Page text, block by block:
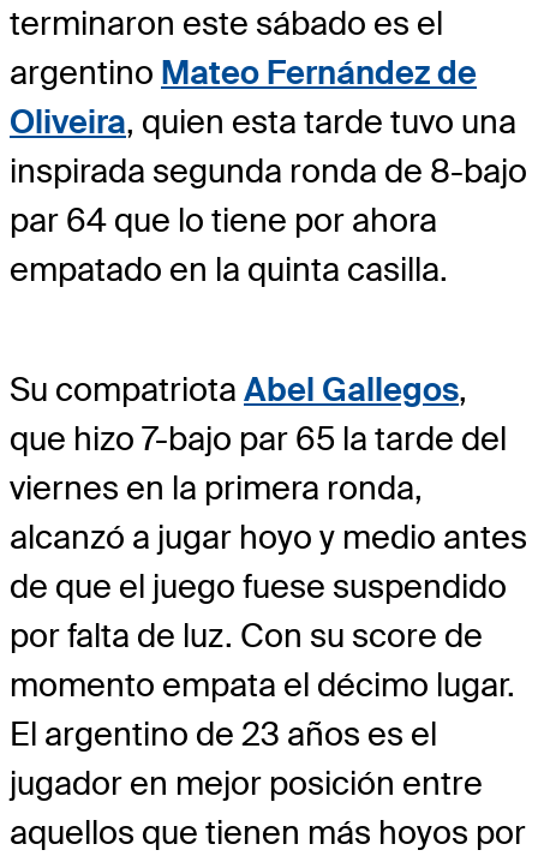
terminaron este sábado es el
argentino Mateo Fernández de
Oliveira, quien esta tarde tuvo una
inspirada segunda ronda de 8-bajo
par 64 que lo tiene por ahora
empatado en la quinta casilla.
Su compatriota Abel Gallegos,
que hizo 7-bajo par 65 la tarde del
viernes en la primera ronda,
alcanzó a jugar hoyo y medio antes
de que el juego fuese suspendido
por falta de luz. Con su score de
momento empata el décimo lugar.
El argentino de 23 años es el
jugador en mejor posición entre
aquellos que tienen más hoyos por